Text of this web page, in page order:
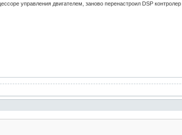
управления двигателем, заново перенастроил DSP контролер